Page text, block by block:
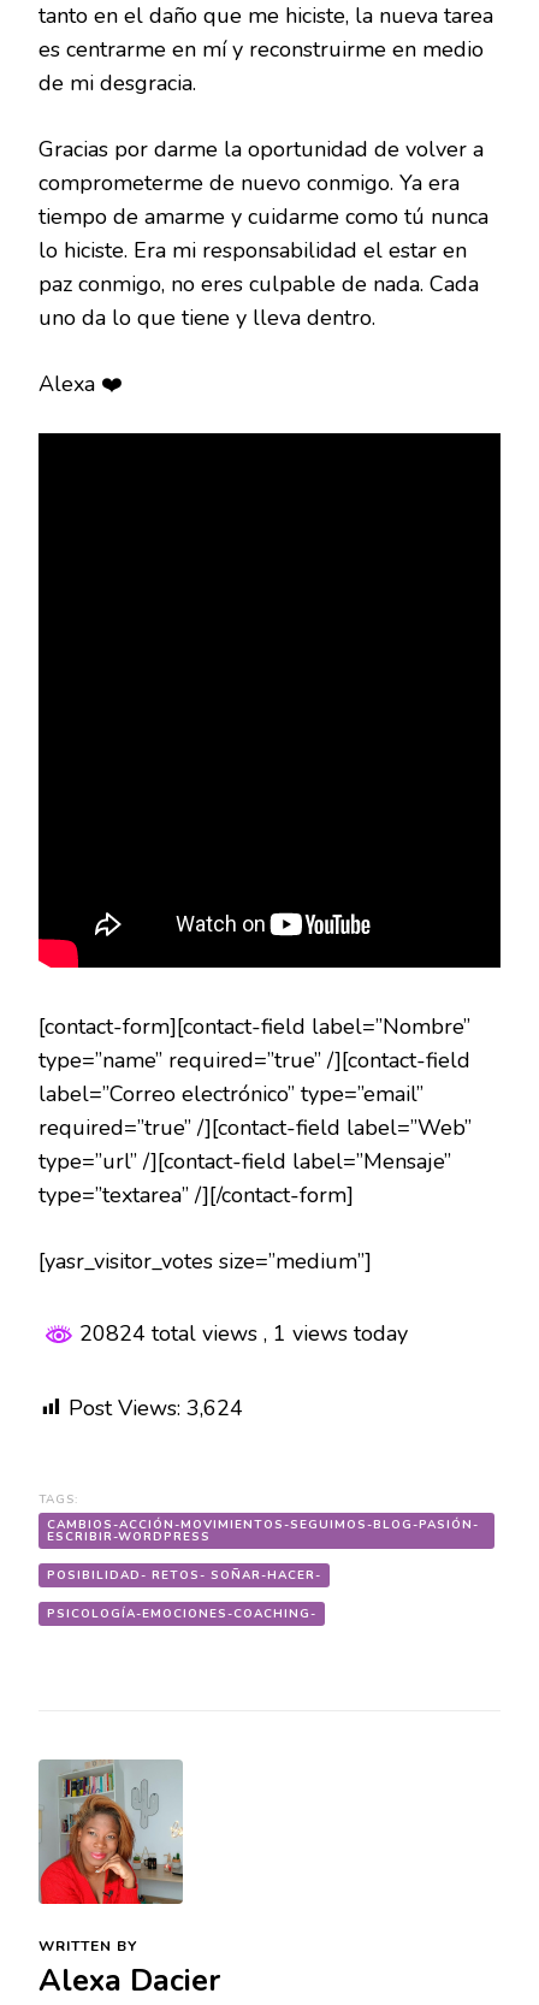
tanto en el daño que me hiciste, la nueva tarea
es centrarme en mí y reconstruirme en medio
de mi desgracia.
Gracias por darme la oportunidad de volver a
comprometerme de nuevo conmigo. Ya era
tiempo de amarme y cuidarme como tú nunca
lo hiciste. Era mi responsabilidad el estar en
paz conmigo, no eres culpable de nada. Cada
uno da lo que tiene y lleva dentro.
Alexa ❤️
[contact-form][contact-field label=”Nombre”
type=”name” required=”true” /][contact-field
label=”Correo electrónico” type=”email”
required=”true” /][contact-field label=”Web”
type=”url” /][contact-field label=”Mensaje”
type=”textarea” /][/contact-form]
[yasr_visitor_votes size=”medium”]
20824 total views , 1 views today
Post Views: 3,624
TAGS:
CAMBIOS-ACCIÓN-MOVIMIENTOS-SEGUIMOS-BLOG-PASIÓN-
ESCRIBIR-WORDPRESS
POSIBILIDAD- RETOS- SOÑAR-HACER-
PSICOLOGÍA-EMOCIONES-COACHING-
WRITTEN BY
Alexa Dacier